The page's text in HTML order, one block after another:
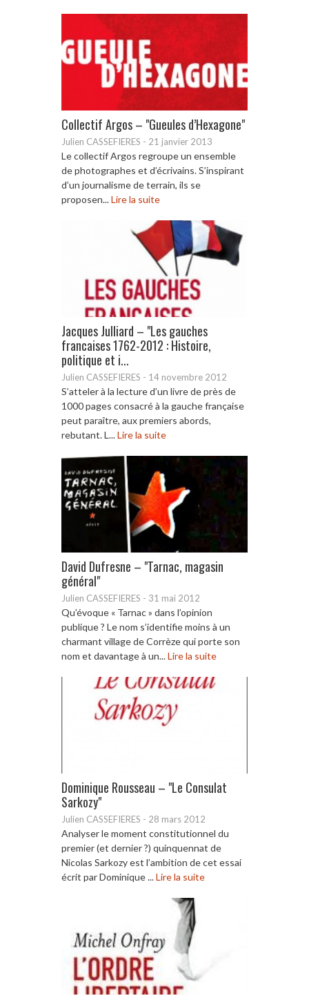
Collectif Argos – "Gueules d’Hexagone"
Julien CASSEFIERES - 21 janvier 2013
Le collectif Argos regroupe un ensemble
de photographes et d’écrivains. S’inspirant
d’un journalisme de terrain, ils se
proposen...Lire la suite
Jacques Julliard – "Les gauches
francaises 1762-2012 : Histoire,
politique et i...
Julien CASSEFIERES - 14 novembre 2012
S’atteler à la lecture d’un livre de près de
1000 pages consacré à la gauche française
peut paraître, aux premiers abords,
rebutant. L...Lire la suite
David Dufresne – "Tarnac, magasin
général"
Julien CASSEFIERES - 31 mai 2012
Qu’évoque « Tarnac » dans l’opinion
publique ? Le nom s’identifie moins à un
charmant village de Corrèze qui porte son
nom et davantage à un...Lire la suite
Dominique Rousseau – "Le Consulat
Sarkozy"
Julien CASSEFIERES - 28 mars 2012
Analyser le moment constitutionnel du
premier (et dernier ?) quinquennat de
Nicolas Sarkozy est l’ambition de cet essai
écrit par Dominique ...Lire la suite